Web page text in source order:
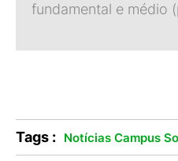
fundamental e médio
Tags : Notícias Campus